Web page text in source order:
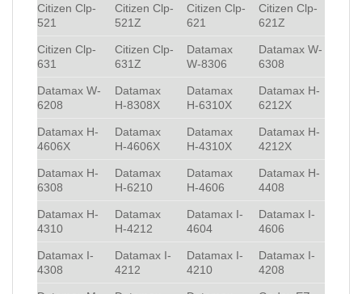
Citizen Clp-
521
Citizen Clp-
521Z
Citizen Clp-
621
Citizen Clp-
621Z
Citizen Clp-
631
Citizen Clp-
631Z
Datamax
W-8306
Datamax W-
6308
Datamax W-
6208
Datamax
H-8308X
Datamax
H-6310X
Datamax H-
6212X
Datamax H-
4606X
Datamax
H-4606X
Datamax
H-4310X
Datamax H-
4212X
Datamax H-
6308
Datamax
H-6210
Datamax
H-4606
Datamax H-
4408
Datamax H-
4310
Datamax
H-4212
Datamax I-
4604
Datamax I-
4606
Datamax I-
4308
Datamax I-
4212
Datamax I-
4210
Datamax I-
4208